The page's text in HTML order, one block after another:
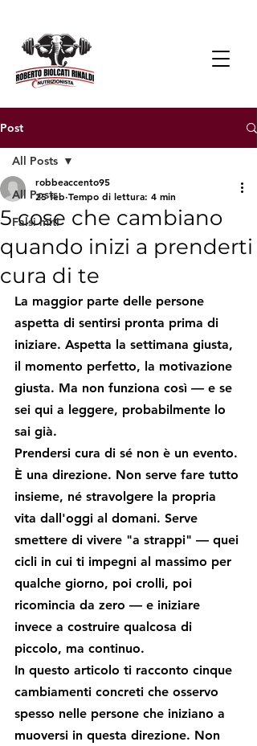
Post
All Posts
Falsi miti
All Posts
5 cose che cambiano
quando inizi a prenderti
cura di te
robbeaccento95
25 feb Tempo di lettura: 4 min
La maggior parte delle persone
aspetta di sentirsi pronta prima di
iniziare. Aspetta la settimana giusta,
il momento perfetto, la motivazione
giusta. Ma non funziona così — e se
sei qui a leggere, probabilmente lo
sai già.
Prendersi cura di sé non è un evento.
È una direzione. Non serve fare tutto
insieme, né stravolgere la propria
vita dall'oggi al domani. Serve
smettere di vivere "a strappi" — quei
cicli in cui ti impegni al massimo per
qualche giorno, poi crolli, poi
ricomincia da zero — e iniziare
invece a costruire qualcosa di
piccolo, ma continuo.
In questo articolo ti racconto cinque
cambiamenti concreti che osservo
spesso nelle persone che iniziano a
muoversi in questa direzione. Non